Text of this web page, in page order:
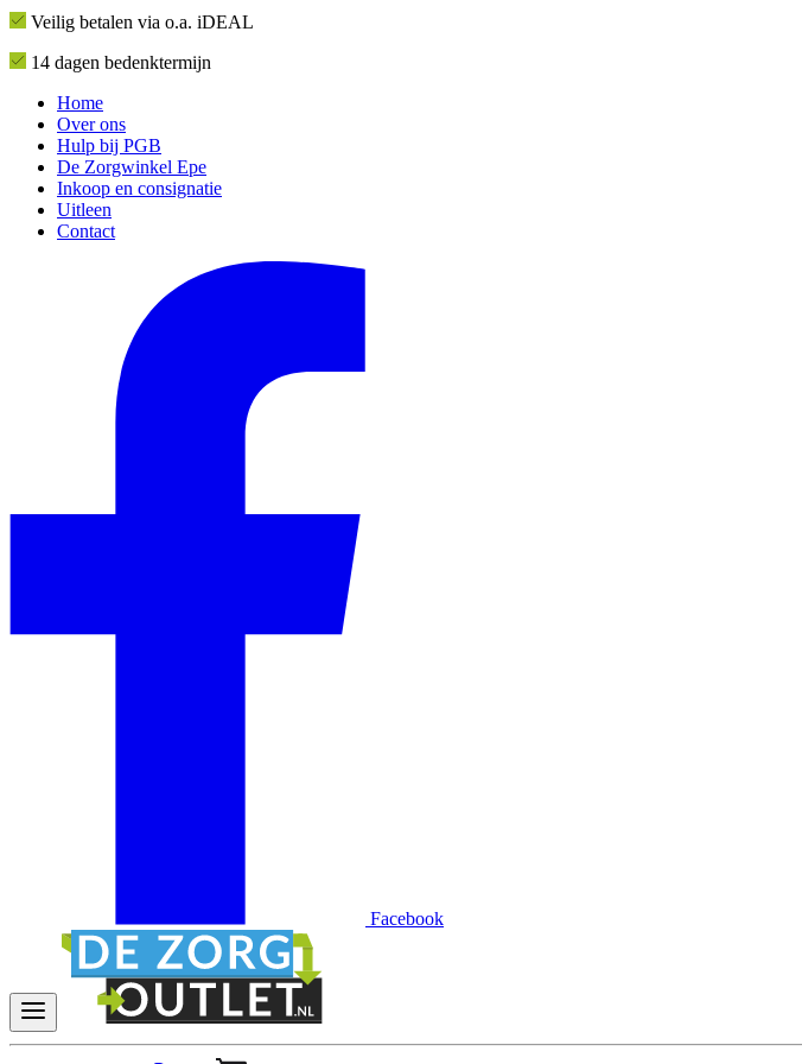
Veilig betalen via o.a. iDEAL
14 dagen bedenktermijn
Home
Over ons
Hulp bij PGB
De Zorgwinkel Epe
Inkoop en consignatie
Uitleen
Contact
Facebook